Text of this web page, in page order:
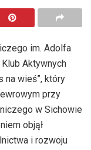
im. Adolfa
Aktywnych
na wieś”, który
przy
w Sichowie
objął
i rozwoju